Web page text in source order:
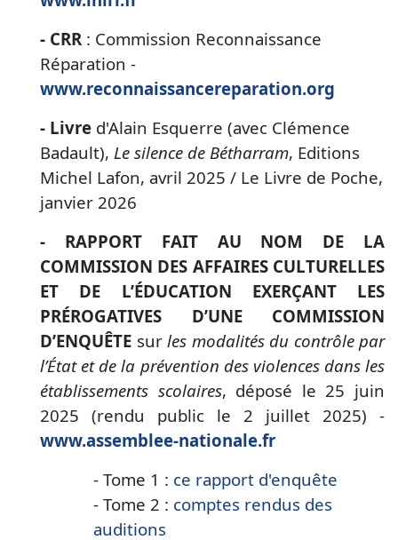
- CRR : Commission Reconnaissance
Réparation -
www.reconnaissancereparation.org
- Livre d'Alain Esquerre (avec Clémence
Badault), Le silence de Bétharram, Editions
Michel Lafon, avril 2025 / Le Livre de Poche,
janvier 2026
- RAPPORT FAIT AU NOM DE LA
COMMISSION DES AFFAIRES CULTURELLES
ET DE L’ÉDUCATION EXERÇANT LES
PRÉROGATIVES D’UNE COMMISSION
D’ENQUÊTE sur les modalités du contrôle par
l’État et de la prévention des violences dans les
établissements scolaires, déposé le 25 juin
2025 (rendu public le 2 juillet 2025) -
www.assemblee-nationale.fr
- Tome 1 : ce rapport d'enquête
- Tome 2 : comptes rendus des
auditions